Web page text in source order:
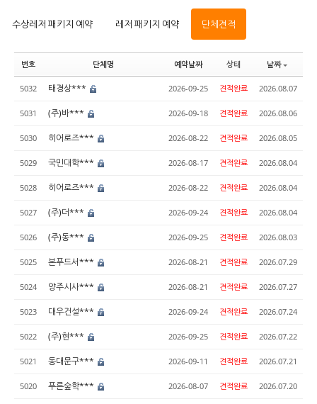
수상레저 패키지 예약 레저 패키지 예약 단체견적
번호 단체명 예약날짜 상태 날짜
5032 태경상*** 2026-09-25 견적완료 2026.08.07
5031 (주)바*** 2026-09-18 견적완료 2026.08.06
5030 히어로즈*** 2026-08-22 견적완료 2026.08.05
5029 국민대학*** 2026-08-17 견적완료 2026.08.04
5028 히어로즈*** 2026-08-22 견적완료 2026.08.04
5027 (주)더*** 2026-09-24 견적완료 2026.08.04
5026 (주)동*** 2026-09-25 견적완료 2026.08.03
5025 본푸드서*** 2026-08-21 견적완료 2026.07.29
5024 양주시사*** 2026-08-21 견적완료 2026.07.27
5023 대우건설*** 2026-09-24 견적완료 2026.07.24
5022 (주)현*** 2026-09-25 견적완료 2026.07.22
5021 동대문구*** 2026-09-11 견적완료 2026.07.21
5020 푸른숲학*** 2026-08-07 견적완료 2026.07.20